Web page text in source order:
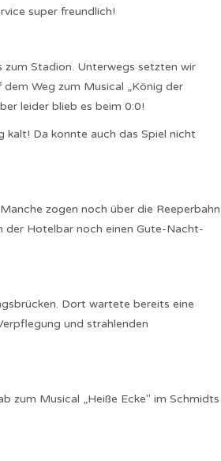
super freundlich!
zum Stadion. Unterwegs setzten wir
Weg zum Musical „König der
leider blieb es beim 0:0!
kalt! Da konnte auch das Spiel nicht
zogen noch über die Reeperbahn
der Hotelbar noch einen Gute-Nacht-
Dort wartete bereits eine
und strahlenden
zum Musical „Heiße Ecke" im Schmidts